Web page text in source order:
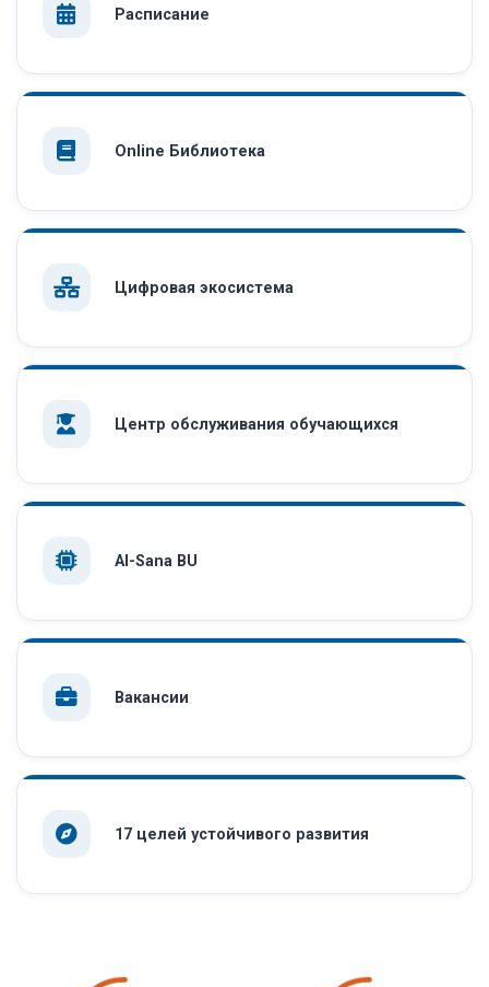
Расписание
Online Библиотека
Цифровая экосистема
Центр обслуживания обучающихся
AI-Sana BU
Вакансии
17 целей устойчивого развития